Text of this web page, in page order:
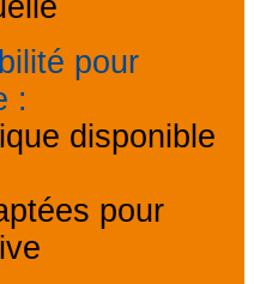
pour
:
disponible
pour